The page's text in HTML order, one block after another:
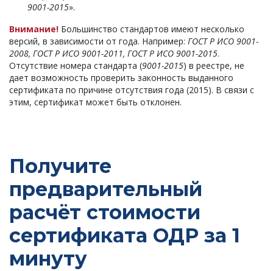
9001-2015».
Внимание! Большинство стандартов имеют несколько
версий, в зависимости от года. Например: ГОСТ Р ИСО 9001-
2008, ГОСТ Р ИСО 9001-2011, ГОСТ Р ИСО 9001-2015.
Отсутствие номера стандарта (9001-2015) в реестре, не
дает возможность проверить законность выданного
сертификата по причине отсутствия года (2015). В связи с
этим, сертификат может быть отклонен.
Получите
предварительный
расчёт стоимости
сертификата ОДР за 1
минуту